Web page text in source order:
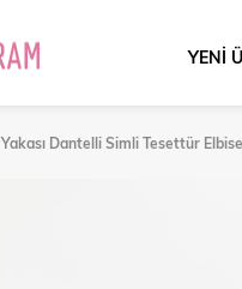
YENİ
Yakası Dantelli Simli Tesettür Elbise